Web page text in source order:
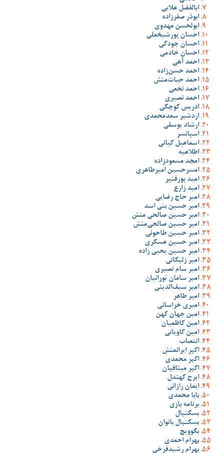
ابالفضل علایی
ابوذر صفرزاده
ابولحسن مهدوی
احسان پورشیخعلی
احسان جودکی
احسان خادمی
احمد آهی
احمد حسن‌زاده
احمد حیات‌منش
احمد نخعی
احمد نصیری
ادریس کوچکی
اردشیر سعدمحمدی
ارشاد یوسفی
اسپانسر
اسماعیل کیانی
اطلاعیه
امجد مسعودزاده
امسرحسین امیرطاهری
امید پورقنبر
امید زارع
امیر حاج رضایی
امیر حسین بنی اسد
امیر حسین صالحی منش
امیر حسین صالحی‌منش
امیر حسین طاحونی
امیر حسین عسگری
امیر حسین یحیی زاده
امیر زلیکانی
امیر سام نصیری
امیر سامان تورانیان
امیر سیف‌الدینی
امیر طاهر
امیری خراسانی
امین جهان کهن
امین کاظمیان
امین کاویانی
انتصاب
اکبر ایرانمنش
اکبر محمدی
اکبر میثاقیان
ایرج کهندل
ایمان رازانی
بابا محمدی
برنامه بازی
بسکتبال
بسکتبال بانوان
بگوویچ
بهرام احمدی
بهرام رشیدفرخی